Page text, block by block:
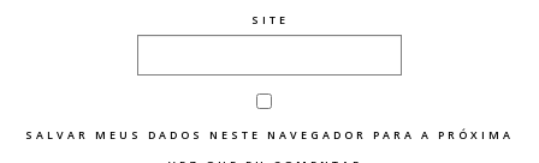
SITE
SALVAR MEUS DADOS NESTE NAVEGADOR PARA A PRÓXIMA